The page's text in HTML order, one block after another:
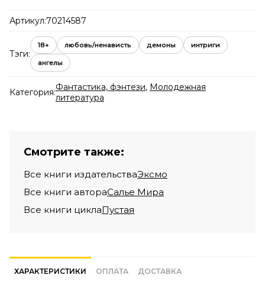
Артикул:70214587
Тэги:
18+ любовь/ненависть демоны интриги
ангелы
Категория:Фантастика, фэнтези, Молодежная
литература
Смотрите также:
Все книги издательстваЭксмо
Все книги автораСалье Мира
Все книги циклаПустая
ХАРАКТЕРИСТИКИ ОПЛАТА ДОСТАВКА